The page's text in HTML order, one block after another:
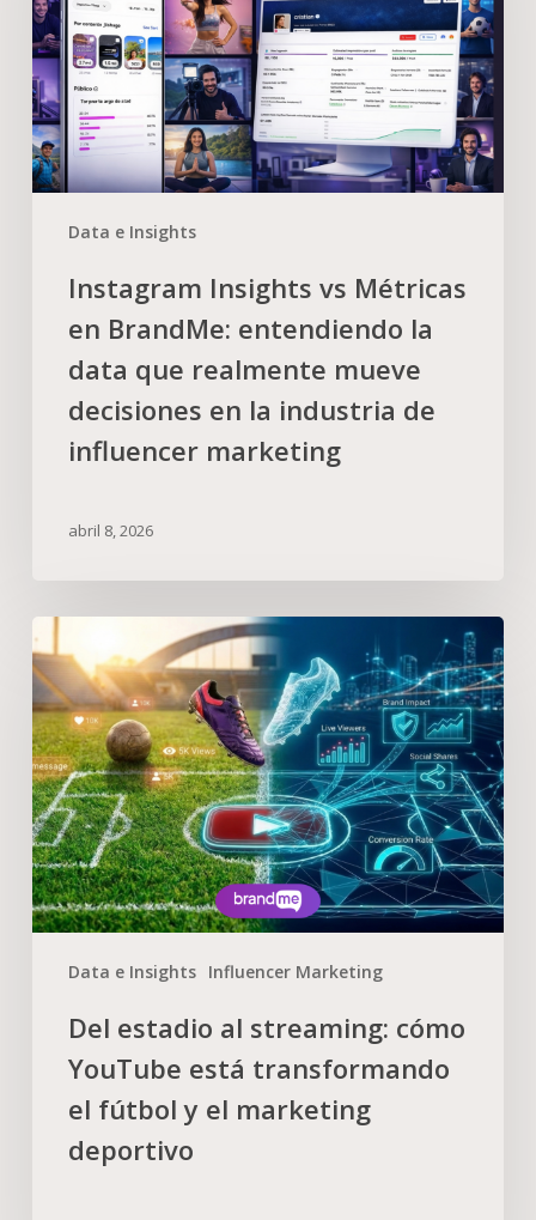
Data e Insights
Instagram Insights vs Métricas
en BrandMe: entendiendo la
data que realmente mueve
decisiones en la industria de
influencer marketing
abril 8, 2026
Data e Insights Influencer Marketing
Del estadio al streaming: cómo
YouTube está transformando
el fútbol y el marketing
deportivo